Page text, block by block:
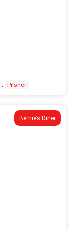
Pilsner
Bernie’s Diner